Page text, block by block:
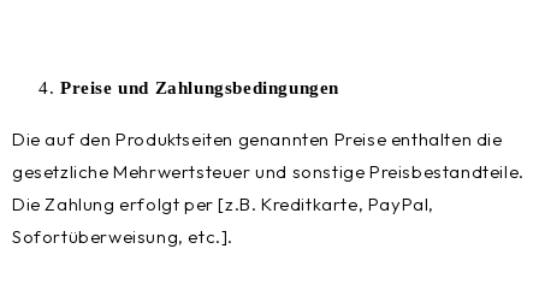
Preise und Zahlungsbedingungen
Die auf den Produktseiten genannten Preise enthalten die
gesetzliche Mehrwertsteuer und sonstige Preisbestandteile.
Die Zahlung erfolgt per [z.B. Kreditkarte, PayPal,
Sofortüberweisung, etc.].